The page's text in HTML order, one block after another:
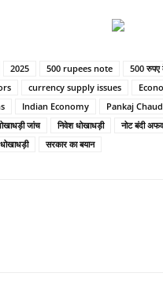
2025 500 rupees note 500 रुपए
currency supply issues
Indian Economy Pankaj
जांच निवेश धोखाधड़ी नोट बंदी
धोखाधड़ी सरकार का बयान